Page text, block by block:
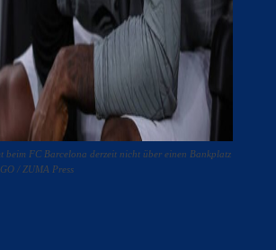
beim FC Barcelona derzeit nicht über einen Bankplatz
/ ZUMA Press